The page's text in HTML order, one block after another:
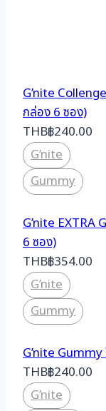
G’nite
กล่อง 6 ซอง)
THB฿240.00
G’nite
Gummy
G’nite EXTRA
6 ซอง)
THB฿354.00
G’nite
Gummy
G’nite
THB฿240.00
G’nite